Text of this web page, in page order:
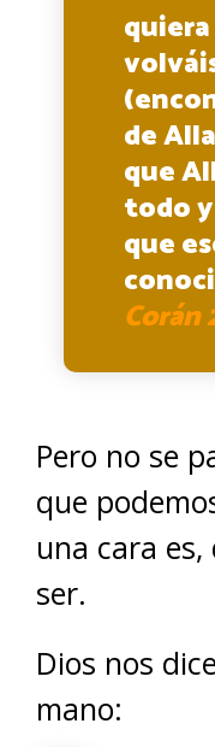
de
que
todo
que
Corán
Pero no se
que
una cara
ser.
Dios nos
mano: